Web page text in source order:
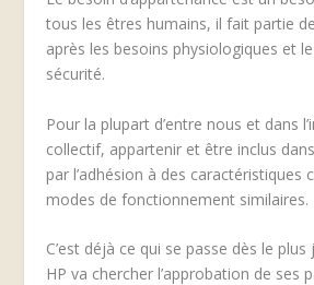
tous les êtres humains, il fait partie
après les besoins physiologiques et
sécurité.
Pour la plupart d’entre nous et dans
collectif, appartenir et être inclus
par l’adhésion à des caractéristiques
modes de fonctionnement similaires.
C’est déjà ce qui se passe dès le plus
HP va chercher l’approbation de ses